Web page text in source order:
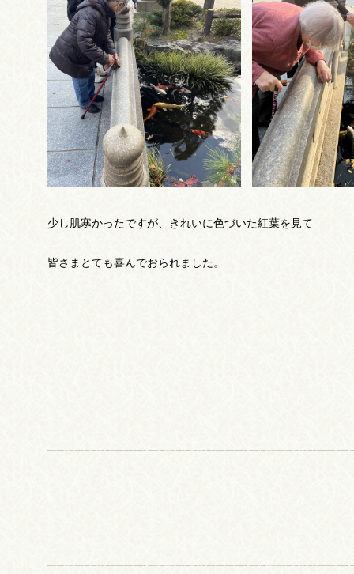
少し肌寒かったですが、きれいに色づいた紅葉を見て
皆さまとても喜んでおられました。